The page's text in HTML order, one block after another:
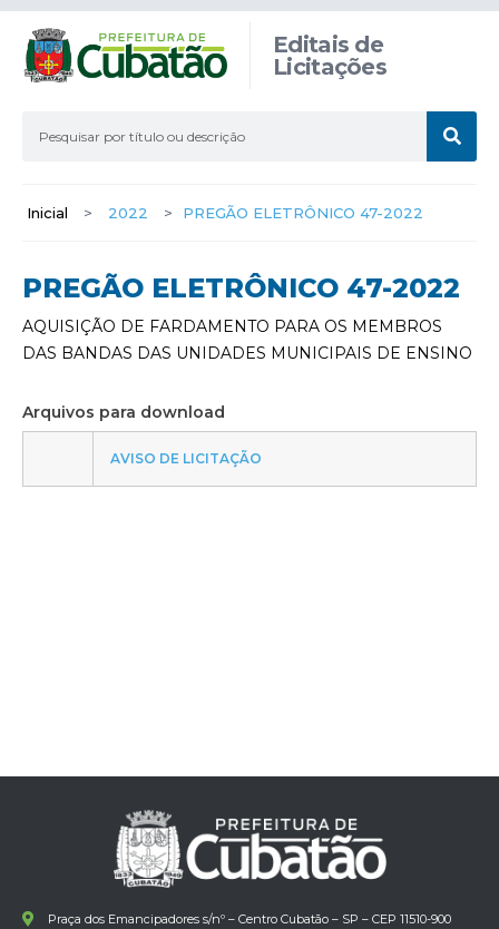
Editais de
Licitações
Inicial > 2022 > PREGÃO ELETRÔNICO 47-2022
PREGÃO ELETRÔNICO 47-2022
AQUISIÇÃO DE FARDAMENTO PARA OS MEMBROS
DAS BANDAS DAS UNIDADES MUNICIPAIS DE ENSINO
Arquivos para download
AVISO DE LICITAÇÃO
Praça dos Emancipadores s/nº – Centro Cubatão – SP – CEP 11510-900